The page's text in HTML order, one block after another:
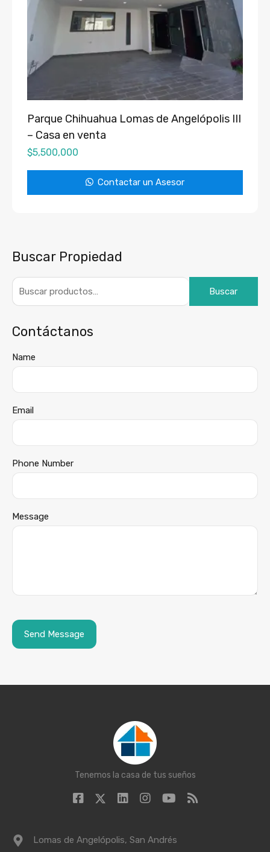
Parque Chihuahua Lomas de Angelópolis III
– Casa en venta
$5,500,000
Contactar un Asesor
Buscar Propiedad
Buscar
Contáctanos
Name
Email
Phone Number
Message
Tenemos la casa de tus sueños
Lomas de Angelópolis, San Andrés